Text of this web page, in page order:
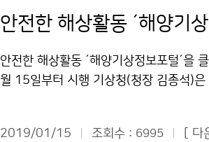
안전한 해상활동 ´해양기상정보포털´을
월 15일부터 시행 기상청(청장 김종석)
2019/01/15
조회수 : 6995 [